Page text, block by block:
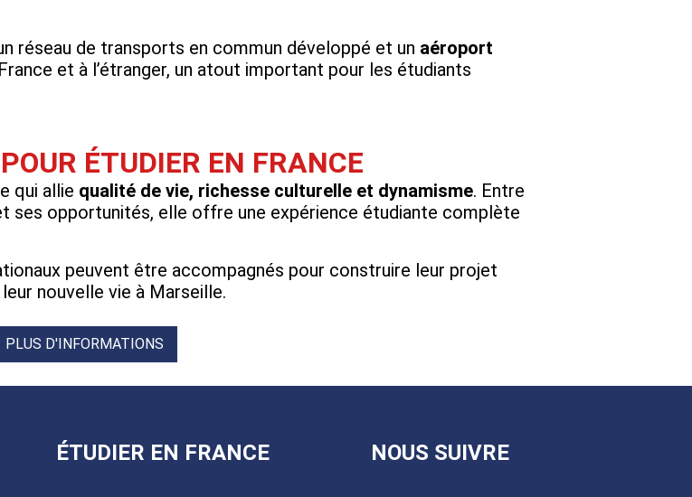
réseau de transports en commun développé et un aéroport
et à l’étranger, un atout important pour les étudiants
ÉTUDIER EN FRANCE
qui allie qualité de vie, richesse culturelle et dynamisme. Entre
ses opportunités, elle offre une expérience étudiante complète
peuvent être accompagnés pour construire leur projet
nouvelle vie à Marseille.
PLUS D'INFORMATIONS
ÉTUDIER EN FRANCE NOUS SUIVRE